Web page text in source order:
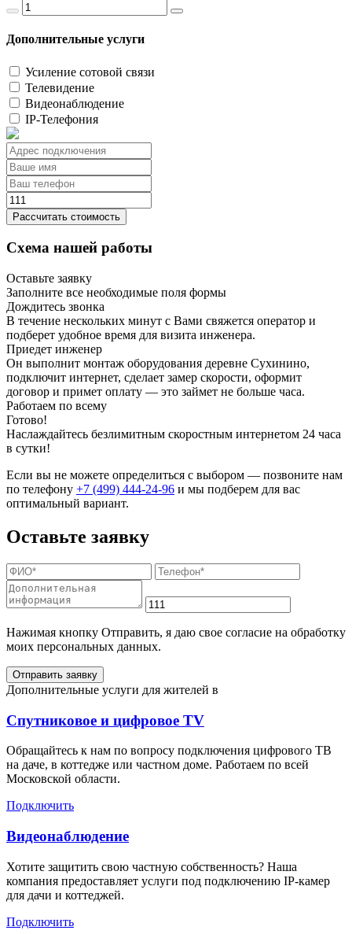
Дополнительные услуги
Усиление сотовой связи
Телевидение
Видеонаблюдение
IP-Телефония
Рассчитать стоимость
Схема нашей работы
Оставьте заявку
Заполните все необходимые поля формы
Дождитесь звонка
В течение нескольких минут с Вами свяжется оператор и
подберет удобное время для визита инженера.
Приедет инженер
Он выполнит монтаж оборудования деревне Сухинино,
подключит интернет, сделает замер скорости, оформит
договор и примет оплату — это займет не больше часа.
Работаем по всему
Готово!
Наслаждайтесь безлимитным скоростным интернетом 24 часа
в сутки!
Если вы не можете определиться с выбором — позвоните нам
по телефону +7 (499) 444-24-96 и мы подберем для вас
оптимальный вариант.
Оставьте заявку
Нажимая кнопку Отправить, я даю свое согласие на обработку
моих персональных данных.
Отправить заявку
Дополнительные услуги для жителей в
Спутниковое и цифровое TV
Обращайтесь к нам по вопросу подключения цифрового ТВ
на даче, в коттедже или частном доме. Работаем по всей
Московской области.
Подключить
Видеонаблюдение
Хотите защитить свою частную собственность? Наша
компания предоставляет услуги под подключению IP-камер
для дачи и коттеджей.
Подключить